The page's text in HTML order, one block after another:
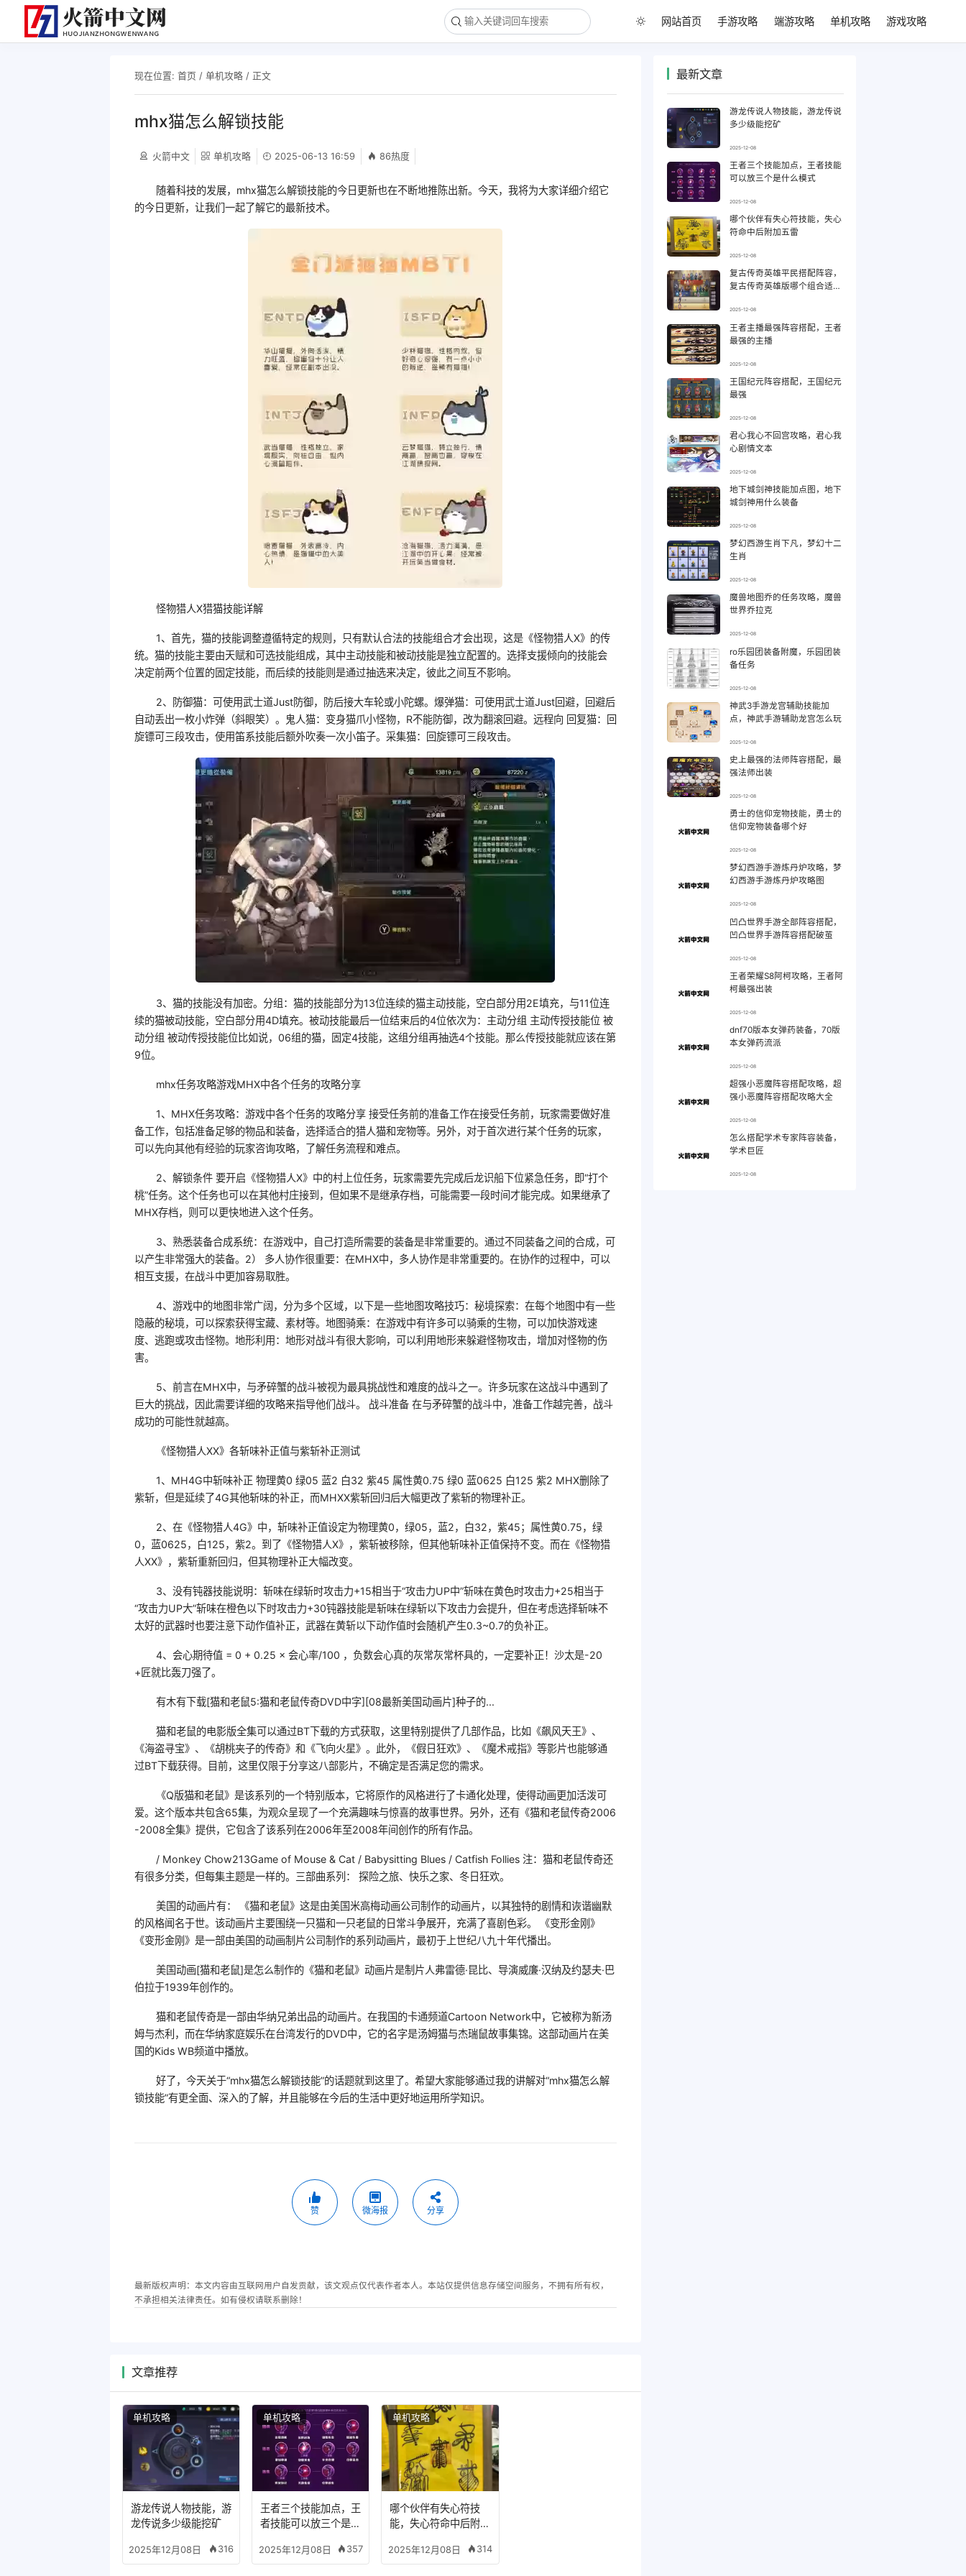
网站首页 手游攻略 端游攻略 单机攻略 游戏攻略
现在位置: 首页 / 单机攻略/ 正文
mhx猫怎么解锁技能
火箭中文 单机攻略 2025-06-13 16:59 86热度
随着科技的发展，mhx猫怎么解锁技能的今日更新也在不断地推陈出新。今天，我将为大家详细介绍它
的今日更新，让我们一起了解它的最新技术。
怪物猎人X猎猫技能详解
1、首先，猫的技能调整遵循特定的规则，只有默认合法的技能组合才会出现，这是《怪物猎人X》的传
统。猫的技能主要由天赋和可选技能组成，其中主动技能和被动技能是独立配置的。选择支援倾向的技能会
决定前两个位置的固定技能，而后续的技能则是通过抽选来决定，彼此之间互不影响。
2、防御猫：可使用武士道Just防御，防后接大车轮或小陀螺。爆弹猫：可使用武士道Just回避，回避后
自动丢出一枚小炸弹（斜眼笑）。鬼人猫：变身猫爪小怪物，R不能防御，改为翻滚回避。远程向 回复猫：回
旋镖可三段攻击，使用笛系技能后额外吹奏一次小笛子。采集猫：回旋镖可三段攻击。
3、猫的技能没有加密。分组：猫的技能部分为13位连续的猫主动技能，空白部分用2E填充，与11位连
续的猫被动技能，空白部分用4D填充。被动技能最后一位结束后的4位依次为：主动分组 主动传授技能位 被
动分组 被动传授技能位比如说，06组的猫，固定4技能，这组分组再抽选4个技能。那么传授技能就应该在第
9位。
mhx任务攻略游戏MHX中各个任务的攻略分享
1、MHX任务攻略：游戏中各个任务的攻略分享 接受任务前的准备工作在接受任务前，玩家需要做好准
备工作，包括准备足够的物品和装备，选择适合的猎人猫和宠物等。另外，对于首次进行某个任务的玩家，
可以先向其他有经验的玩家咨询攻略，了解任务流程和难点。
2、解锁条件 要开启《怪物猎人X》中的村上位任务，玩家需要先完成后龙识船下位紧急任务，即“打个
桃”任务。这个任务也可以在其他村庄接到，但如果不是继承存档，可能需要一段时间才能完成。如果继承了
MHX存档，则可以更快地进入这个任务。
3、熟悉装备合成系统：在游戏中，自己打造所需要的装备是非常重要的。通过不同装备之间的合成，可
以产生非常强大的装备。2） 多人协作很重要：在MHX中，多人协作是非常重要的。在协作的过程中，可以
相互支援，在战斗中更加容易取胜。
4、游戏中的地图非常广阔，分为多个区域，以下是一些地图攻略技巧：秘境探索：在每个地图中有一些
隐蔽的秘境，可以探索获得宝藏、素材等。地图骑乘：在游戏中有许多可以骑乘的生物，可以加快游戏速
度、逃跑或攻击怪物。地形利用：地形对战斗有很大影响，可以利用地形来躲避怪物攻击，增加对怪物的伤
害。
5、前言在MHX中，与矛碎蟹的战斗被视为最具挑战性和难度的战斗之一。许多玩家在这战斗中遇到了
巨大的挑战，因此需要详细的攻略来指导他们战斗。 战斗准备 在与矛碎蟹的战斗中，准备工作越完善，战斗
成功的可能性就越高。
《怪物猎人XX》各斩味补正值与紫斩补正测试
1、MH4G中斩味补正 物理黄0 绿05 蓝2 白32 紫45 属性黄0.75 绿0 蓝0625 白125 紫2 MHX删除了
紫斩，但是延续了4G其他斩味的补正，而MHXX紫斩回归后大幅更改了紫斩的物理补正。
2、在《怪物猎人4G》中，斩味补正值设定为物理黄0，绿05，蓝2，白32，紫45；属性黄0.75，绿
0，蓝0625，白125，紫2。到了《怪物猎人X》，紫斩被移除，但其他斩味补正值保持不变。而在《怪物猎
人XX》，紫斩重新回归，但其物理补正大幅改变。
3、没有钝器技能说明：斩味在绿斩时攻击力+15相当于“攻击力UP中”斩味在黄色时攻击力+25相当于
“攻击力UP大”斩味在橙色以下时攻击力+30钝器技能是斩味在绿斩以下攻击力会提升，但在考虑选择斩味不
太好的武器时也要注意下动作值补正，武器在黄斩以下动作值时会随机产生0.3~0.7的负补正。
4、会心期待值 = 0 + 0.25 × 会心率/100 ，负数会心真的灰常灰常杯具的，一定要补正！沙太是-20
+匠就比轰刀强了。
有木有下载[猫和老鼠5:猫和老鼠传奇DVD中字][08最新美国动画片]种子的...
猫和老鼠的电影版全集可以通过BT下载的方式获取，这里特别提供了几部作品，比如《飙风天王》、
《海盗寻宝》、《胡桃夹子的传奇》和《飞向火星》。此外，《假日狂欢》、《魔术戒指》等影片也能够通
过BT下载获得。目前，这里仅限于分享这八部影片，不确定是否满足您的需求。
《Q版猫和老鼠》是该系列的一个特别版本，它将原作的风格进行了卡通化处理，使得动画更加活泼可
爱。这个版本共包含65集，为观众呈现了一个充满趣味与惊喜的故事世界。另外，还有《猫和老鼠传奇2006
-2008全集》提供，它包含了该系列在2006年至2008年间创作的所有作品。
/ Monkey Chow213Game of Mouse & Cat / Babysitting Blues / Catfish Follies 注：猫和老鼠传奇还
有很多分类，但每集主题是一样的。三部曲系列： 探险之旅、快乐之家、冬日狂欢。
美国的动画片有： 《猫和老鼠》这是由美国米高梅动画公司制作的动画片，以其独特的剧情和诙谐幽默
的风格闻名于世。该动画片主要围绕一只猫和一只老鼠的日常斗争展开，充满了喜剧色彩。 《变形金刚》
《变形金刚》是一部由美国的动画制片公司制作的系列动画片，最初于上世纪八九十年代播出。
美国动画[猫和老鼠]是怎么制作的《猫和老鼠》动画片是制片人弗雷德·昆比、导演威廉·汉纳及约瑟夫·巴
伯拉于1939年创作的。
猫和老鼠传奇是一部由华纳兄弟出品的动画片。在我国的卡通频道Cartoon Network中，它被称为新汤
姆与杰利，而在华纳家庭娱乐在台湾发行的DVD中，它的名字是汤姆猫与杰瑞鼠故事集锦。这部动画片在美
国的Kids WB频道中播放。
好了，今天关于“mhx猫怎么解锁技能”的话题就到这里了。希望大家能够通过我的讲解对“mhx猫怎么解
锁技能”有更全面、深入的了解，并且能够在今后的生活中更好地运用所学知识。
赞 微海报 分享
最新版权声明：本文内容由互联网用户自发贡献，该文观点仅代表作者本人。本站仅提供信息存储空间服务，不拥有所有权，
不承担相关法律责任。如有侵权请联系删除！
文章推荐
游龙传说人物技能，游
龙传说多少级能挖矿
2025年12月08日 316
单机攻略
王者三个技能加点，王
者技能可以放三个是什
2025年12月08日 357
单机攻略
哪个伙伴有失心符技
能，失心符命中后附加
2025年12月08日 314
单机攻略
最新文章
游龙传说人物技能，游龙传说
多少级能挖矿
2025-12-08
王者三个技能加点，王者技能
可以放三个是什么模式
2025-12-08
哪个伙伴有失心符技能，失心
符命中后附加五雷
2025-12-08
复古传奇英雄平民搭配阵容，
复古传奇英雄版哪个组合适合
2025-12-08
王者主播最强阵容搭配，王者
最强的主播
2025-12-08
王国纪元阵容搭配，王国纪元
最强
2025-12-08
君心我心不回宫攻略，君心我
心剧情文本
2025-12-08
地下城剑神技能加点图，地下
城剑神用什么装备
2025-12-08
梦幻西游生肖下凡，梦幻十二
生肖
2025-12-08
魔兽地图乔的任务攻略，魔兽
世界乔拉克
2025-12-08
ro乐园团装备附魔，乐园团装
备任务
2025-12-08
神武3手游龙宫辅助技能加
点，神武手游辅助龙宫怎么玩
2025-12-08
史上最强的法师阵容搭配，最
强法师出装
2025-12-08
勇士的信仰宠物技能，勇士的
信仰宠物装备哪个好
2025-12-08
梦幻西游手游炼丹炉攻略，梦
幻西游手游炼丹炉攻略图
2025-12-08
凹凸世界手游全部阵容搭配，
凹凸世界手游阵容搭配破茧
2025-12-08
王者荣耀S8阿柯攻略，王者阿
柯最强出装
2025-12-08
dnf70版本女弹药装备，70版
本女弹药流派
2025-12-08
超强小恶魔阵容搭配攻略，超
强小恶魔阵容搭配攻略大全
2025-12-08
怎么搭配学术专家阵容装备，
学术巨匠
2025-12-08